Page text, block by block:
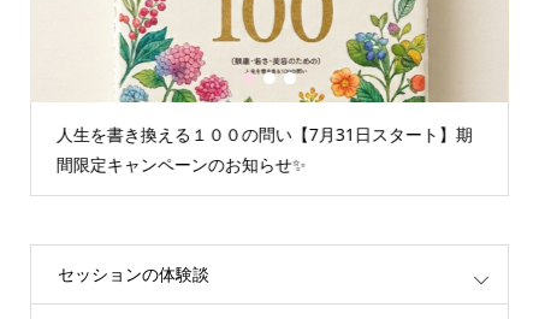
き換える１００の問い【7月31日スタート】期
ャンペーンのお知らせ✨
情報空間を書
2 3
セッションの体験談